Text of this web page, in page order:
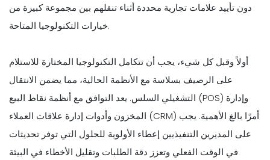
دون تأييد علامات تجارية محددة أثناء تنقلهم بين مجموعة كبيرة من
خيارات التكنولوجيا المتاحة.
أولاً وقبل كل شيء، يجب أن تتكامل التكنولوجيا المختارة للاستلام
على الرصيف بسلاسة مع الأنظمة الحالية، مما يضمن الانتقال
التشغيلي السلس. يعد التوافق مع أنظمة نقاط البيع (POS) وإدارة
المخزون وأدوات إدارة علاقات العملاء (CRM) أمرًا بالغ الأهمية. يجب
على المديرين التنفيذيين إعطاء الأولوية للحلول التي توفر تحديثات
في الوقت الفعلي وتعزز دقة الطلبات وتقليل الأخطاء في البيئة